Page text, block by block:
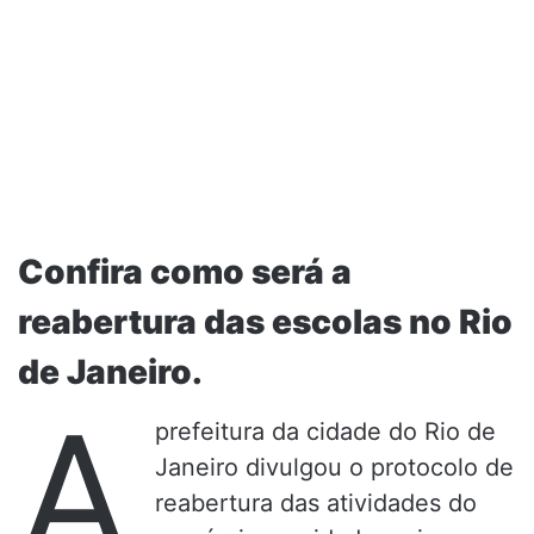
Confira como será a
reabertura das escolas no Rio
de Janeiro.
prefeitura da cidade do Rio de
Janeiro divulgou o protocolo de
reabertura das atividades do